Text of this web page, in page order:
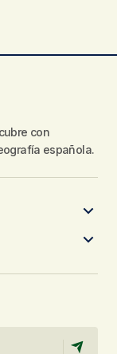
con
española.